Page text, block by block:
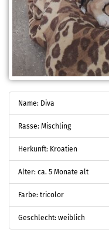
Name: Diva
Rasse: Mischling
Herkunft: Kroatien
Alter: ca. 5 Monate alt
Farbe: tricolor
Geschlecht: weiblich